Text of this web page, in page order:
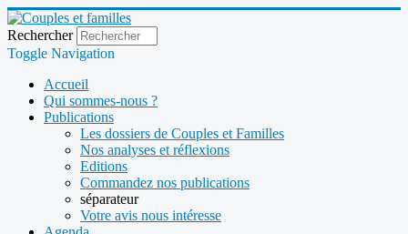
Rechercher
Toggle Navigation
Accueil
Qui sommes-nous ?
Publications
Les dossiers de Couples et Familles
Nos analyses et réflexions
Editions
Commandez nos publications
séparateur
Votre avis nous intéresse